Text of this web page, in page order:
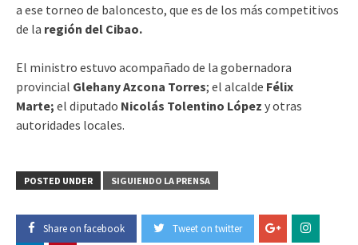
a ese torneo de baloncesto, que es de los más competitivos
de la región del Cibao.
El ministro estuvo acompañado de la gobernadora
provincial Glehany Azcona Torres; el alcalde Félix
Marte; el diputado Nicolás Tolentino López y otras
autoridades locales.
POSTED UNDER SIGUIENDO LA PRENSA
Share on facebook Tweet on twitter